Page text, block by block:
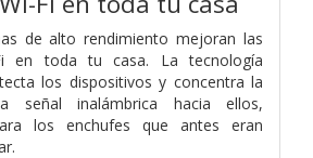
de alto rendimiento mejoran las
en toda tu casa. La tecnología
los dispositivos y concentra la
señal inalámbrica hacia ellos,
los enchufes que antes eran